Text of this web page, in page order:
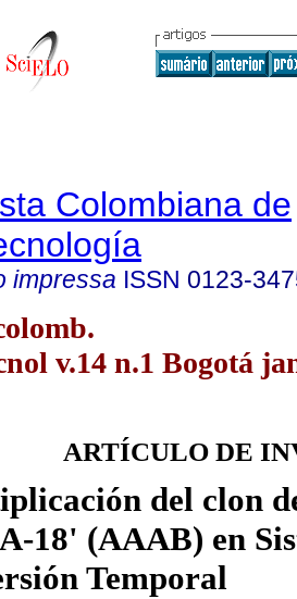
Colombiana de
impressa ISSN 0123-
v.14 n.1 Bogotá
ARTÍCULO DE
del clon
18' (AAAB) en
Temporal